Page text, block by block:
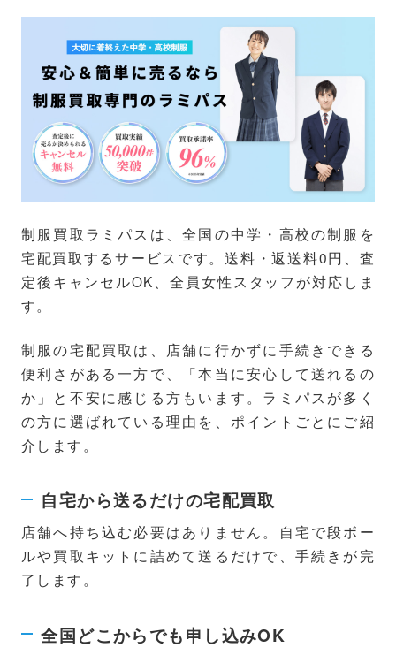
制服買取ラミパスは、全国の中学・高校の制服を
宅配買取するサービスです。送料・返送料0円、査
定後キャンセルOK、全員女性スタッフが対応しま
す。
制服の宅配買取は、店舗に行かずに手続きできる
便利さがある一方で、「本当に安心して送れるの
か」と不安に感じる方もいます。ラミパスが多く
の方に選ばれている理由を、ポイントごとにご紹
介します。
自宅から送るだけの宅配買取
店舗へ持ち込む必要はありません。自宅で段ボー
ルや買取キットに詰めて送るだけで、手続きが完
了します。
全国どこからでも申し込みOK